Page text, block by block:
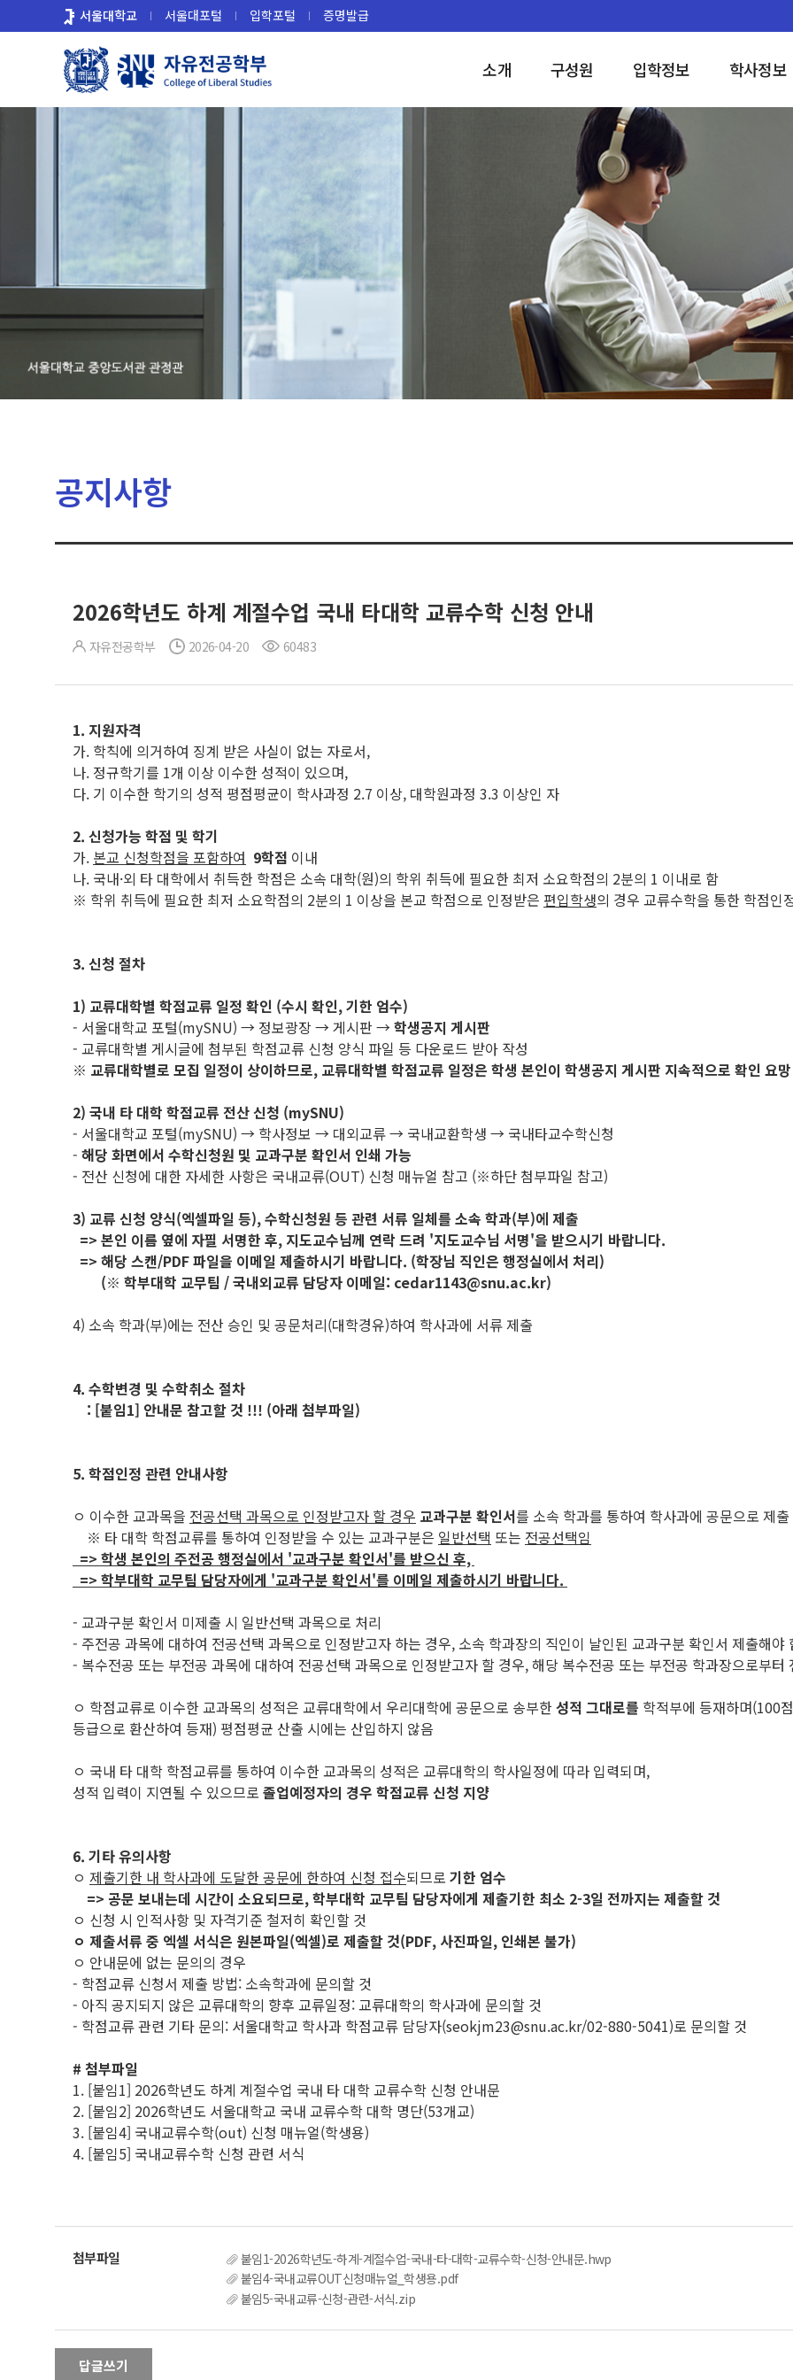
로
서울대학교 서울대포털 입학포털 증명발급
소개 구성원 입학정보 학사정보
공지사항
2026학년도 하계 계절수업 국내 타대학 교류수학 신청 안내
자유전공학부 2026-04-20 60483
1. 지원자격
가. 학칙에 의거하여 징계 받은 사실이 없는 자로서,
나. 정규학기를 1개 이상 이수한 성적이 있으며,
다. 기 이수한 학기의 성적 평점평균이 학사과정 2.7 이상, 대학원과정 3.3 이상인 자
2. 신청가능 학점 및 학기
가. 본교 신청학점을 포함하여 9학점 이내
나. 국내·외 타 대학에서 취득한 학점은 소속 대학(원)의 학위 취득에 필요한 최저 소요학점의 2분의 1 이내로 함
※ 학위 취득에 필요한 최저 소요학점의 2분의 1 이상을 본교 학점으로 인정받은 편입학생의 경우 교류수학을 통한 학점인
3. 신청 절차
1) 교류대학별 학점교류 일정 확인 (수시 확인, 기한 엄수)
- 서울대학교 포털(mySNU) → 정보광장 → 게시판 →학생공지 게시판
- 교류대학별 게시글에 첨부된 학점교류 신청 양식 파일 등 다운로드 받아 작성
※ 교류대학별로 모집 일정이 상이하므로, 교류대학별 학점교류 일정은 학생 본인이 학생공지 게시판 지속적으로 확인 요망
2) 국내 타 대학 학점교류 전산 신청 (mySNU)
- 서울대학교 포털(mySNU) → 학사정보 → 대외교류 → 국내교환학생 → 국내타교수학신청
- 해당 화면에서 수학신청원 및 교과구분 확인서 인쇄 가능
- 전산 신청에 대한 자세한 사항은 국내교류(OUT) 신청 매뉴얼 참고 (※하단 첨부파일 참고)
3) 교류 신청 양식(엑셀파일 등), 수학신청원 등 관련 서류 일체를 소속 학과(부)에 제출
=> 본인 이름 옆에 자필 서명한 후, 지도교수님께 연락 드려 '지도교수님 서명'을 받으시기 바랍니다.
=> 해당 스캔/PDF 파일을 이메일 제출하시기 바랍니다. (학장님 직인은 행정실에서 처리)
(※ 학부대학 교무팀 / 국내외교류 담당자 이메일: cedar1143@snu.ac.kr)
4) 소속 학과(부)에는 전산 승인 및 공문처리(대학경유)하여 학사과에 서류 제출
4. 수학변경 및 수학취소 절차
: [붙임1] 안내문 참고할 것 !!! (아래 첨부파일)
5. 학점인정 관련 안내사항
ㅇ 이수한 교과목을 전공선택 과목으로 인정받고자 할 경우 교과구분 확인서를 소속 학과를 통하여 학사과에 공문으로 제출
※ 타 대학 학점교류를 통하여 인정받을 수 있는 교과구분은 일반선택 또는 전공선택임
=> 학생 본인의 주전공 행정실에서 '교과구분 확인서'를 받으신 후,
=> 학부대학 교무팀 담당자에게 '교과구분 확인서'를 이메일 제출하시기 바랍니다.
- 교과구분 확인서 미제출 시 일반선택 과목으로 처리
- 주전공 과목에 대하여 전공선택 과목으로 인정받고자 하는 경우, 소속 학과장의 직인이 날인된 교과구분 확인서 제출해야
- 복수전공 또는 부전공 과목에 대하여 전공선택 과목으로 인정받고자 할 경우, 해당 복수전공 또는 부전공 학과장으로부
ㅇ 학점교류로 이수한 교과목의 성적은 교류대학에서 우리대학에 공문으로 송부한성적 그대로를 학적부에 등재하며(100
등급으로 환산하여 등재) 평점평균 산출 시에는 산입하지 않음
ㅇ 국내 타 대학 학점교류를 통하여 이수한 교과목의 성적은 교류대학의 학사일정에 따라 입력되며,
성적 입력이 지연될 수 있으므로 졸업예정자의 경우 학점교류 신청 지양
6. 기타 유의사항
ㅇ 제출기한 내 학사과에 도달한 공문에 한하여 신청 접수되므로 기한 엄수
=> 공문 보내는데 시간이 소요되므로, 학부대학 교무팀 담당자에게 제출기한 최소 2-3일 전까지는 제출할 것
ㅇ 신청 시 인적사항 및 자격기준 철저히 확인할 것
ㅇ 제출서류 중 엑셀 서식은 원본파일(엑셀)로 제출할 것(PDF, 사진파일, 인쇄본 불가)
ㅇ 안내문에 없는 문의의 경우
- 학점교류 신청서 제출 방법: 소속학과에 문의할 것
- 아직 공지되지 않은 교류대학의 향후 교류일정: 교류대학의 학사과에 문의할 것
- 학점교류 관련 기타 문의: 서울대학교 학사과 학점교류 담당자(seokjm23@snu.ac.kr/02-880-5041)로 문의할 것
# 첨부파일
1. [붙임1] 2026학년도 하계 계절수업 국내 타 대학 교류수학 신청 안내문
2. [붙임2] 2026학년도 서울대학교 국내 교류수학 대학 명단(53개교)
3. [붙임4] 국내교류수학(out) 신청 매뉴얼(학생용)
4. [붙임5] 국내교류수학 신청 관련 서식
붙임1-2026학년도-하계-계절수업-국내-타-대학-교류수학-신청-안내문.hwp
붙임4-국내교류OUT신청매뉴얼_학생용.pdf
붙임5-국내교류-신청-관련-서식.zip
답글쓰기